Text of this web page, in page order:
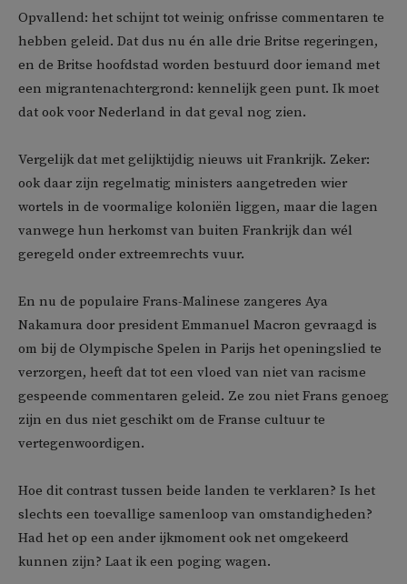
Opvallend: het schijnt tot weinig onfrisse commentaren te
hebben geleid. Dat dus nu én alle drie Britse regeringen,
en de Britse hoofdstad worden bestuurd door iemand met
een migrantenachtergrond: kennelijk geen punt. Ik moet
dat ook voor Nederland in dat geval nog zien.
Vergelijk dat met gelijktijdig nieuws uit Frankrijk. Zeker:
ook daar zijn regelmatig ministers aangetreden wier
wortels in de voormalige koloniën liggen, maar die lagen
vanwege hun herkomst van buiten Frankrijk dan wél
geregeld onder extreemrechts vuur.
En nu de populaire Frans-Malinese zangeres Aya
Nakamura door president Emmanuel Macron gevraagd is
om bij de Olympische Spelen in Parijs het openingslied te
verzorgen, heeft dat tot een vloed van niet van racisme
gespeende commentaren geleid. Ze zou niet Frans genoeg
zijn en dus niet geschikt om de Franse cultuur te
vertegenwoordigen.
Hoe dit contrast tussen beide landen te verklaren? Is het
slechts een toevallige samenloop van omstandigheden?
Had het op een ander ijkmoment ook net omgekeerd
kunnen zijn? Laat ik een poging wagen.